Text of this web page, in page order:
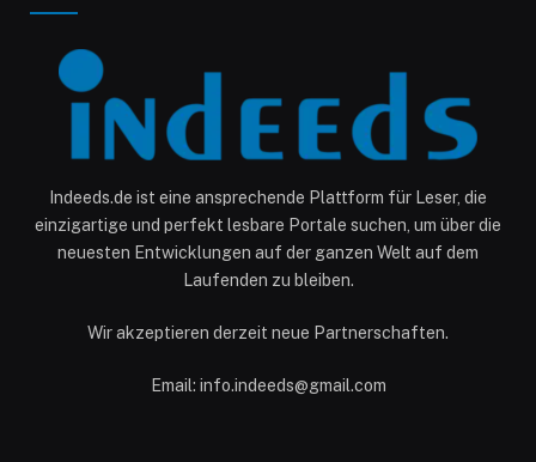
Indeeds.de ist eine ansprechende Plattform für Leser, die
einzigartige und perfekt lesbare Portale suchen, um über die
neuesten Entwicklungen auf der ganzen Welt auf dem
Laufenden zu bleiben.
Wir akzeptieren derzeit neue Partnerschaften.
Email: info.indeeds@gmail.com